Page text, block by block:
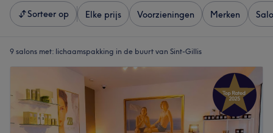
Sorteer op Elke prijs Voorzieningen Merken
9 salons met: lichaamspakking in de buurt van Sint-Gillis